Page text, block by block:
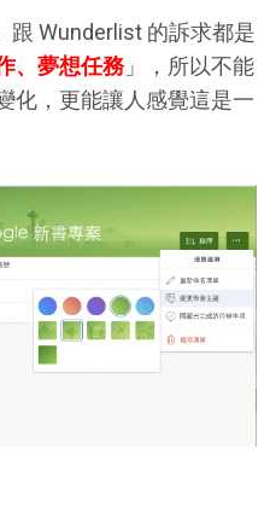
Wunderlist 的訴求都是
、夢想任務」，所以不能
化，更能讓人感覺這是一